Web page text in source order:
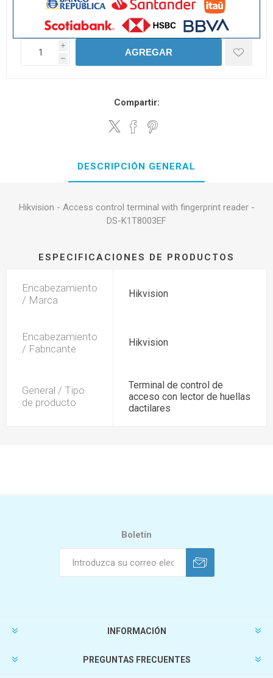
i
h
AGREGAR
Compartir:
DESCRIPCIÓN GENERAL
Hikvision - Access control terminal with fingerprint reader -
DS-K1T8003EF
ESPECIFICACIONES DE PRODUCTOS
Encabezamiento
/ Marca
Hikvision
Encabezamiento
/ Fabricante
Hikvision
General / Tipo
de producto
Terminal de control de
acceso con lector de huellas
dactilares
Boletín
INFORMACIÓN
PREGUNTAS FRECUENTES